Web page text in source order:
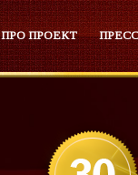
ПРО ПРОЕКТ